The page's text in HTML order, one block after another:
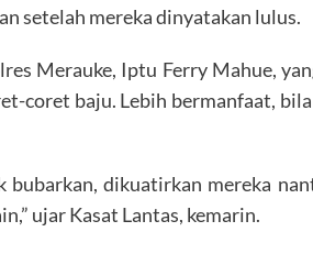
setelah mereka dinyatakan lulus.
Merauke, Iptu Ferry Mahue,
coret baju. Lebih bermanfaat,
bubarkan, dikuatirkan mereka
ujar Kasat Lantas, kemarin.